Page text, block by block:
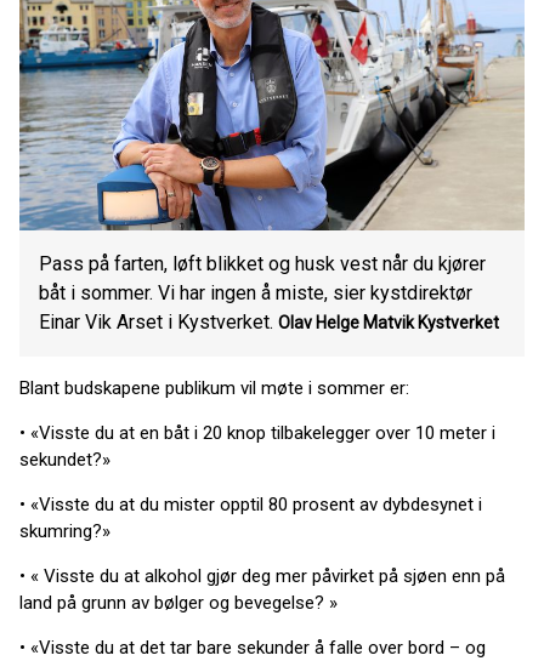
Pass på farten, løft blikket og husk vest når du kjører
båt i sommer. Vi har ingen å miste, sier kystdirektør
Einar Vik Arset i Kystverket. Olav Helge Matvik Kystverket
Blant budskapene publikum vil møte i sommer er:
• «Visste du at en båt i 20 knop tilbakelegger over 10 meter i
sekundet?»
• «Visste du at du mister opptil 80 prosent av dybdesynet i
skumring?»
• « Visste du at alkohol gjør deg mer påvirket på sjøen enn på
land på grunn av bølger og bevegelse? »
• «Visste du at det tar bare sekunder å falle over bord – og